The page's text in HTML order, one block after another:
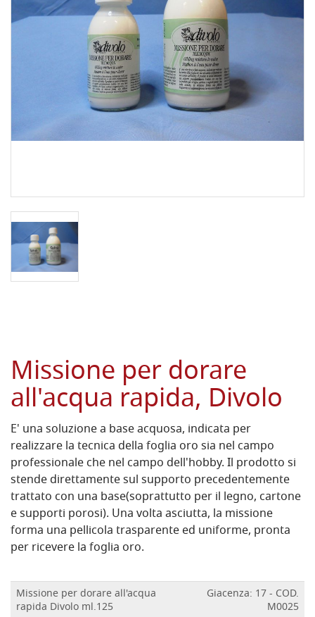
Missione per dorare
all'acqua rapida, Divolo
E' una soluzione a base acquosa, indicata per
realizzare la tecnica della foglia oro sia nel campo
professionale che nel campo dell'hobby. Il prodotto si
stende direttamente sul supporto precedentemente
trattato con una base(soprattutto per il legno, cartone
e supporti porosi). Una volta asciutta, la missione
forma una pellicola trasparente ed uniforme, pronta
per ricevere la foglia oro.
Missione per dorare all'acqua
rapida Divolo ml.125
Giacenza: 17 - COD.
M0025